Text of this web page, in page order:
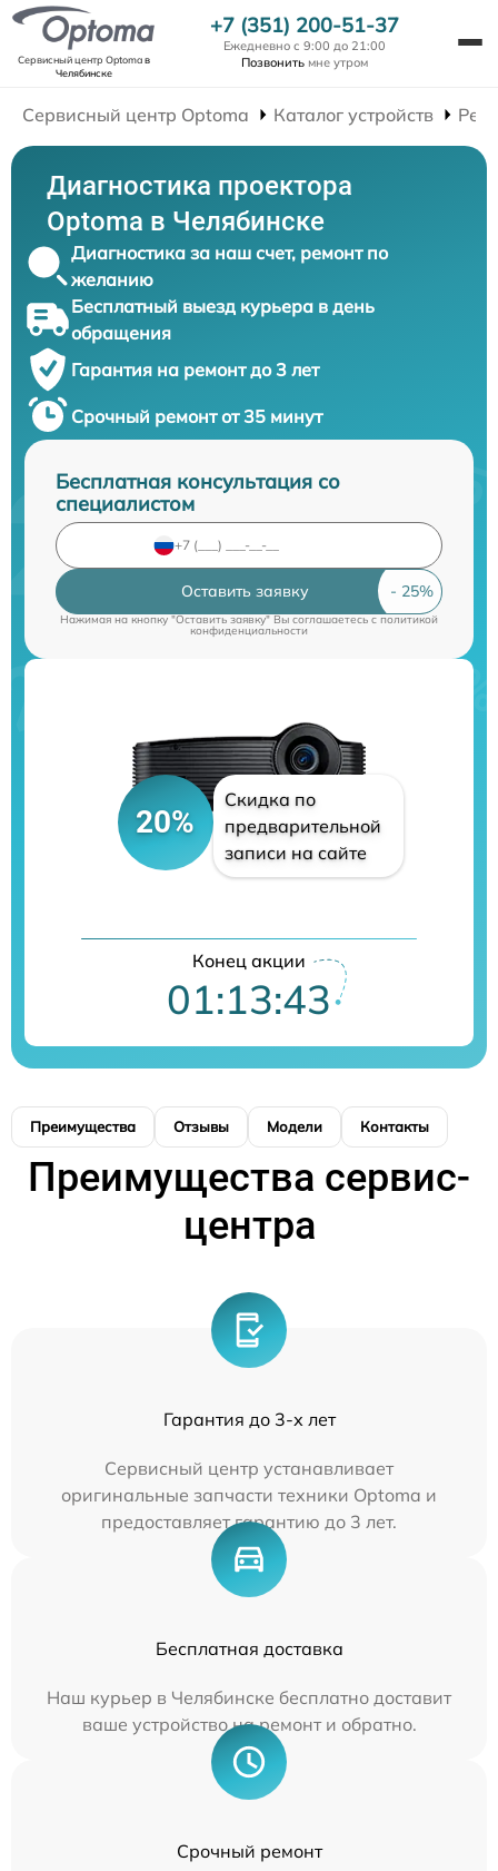
Сервисный центр Optomaв
Челябинске
+7 (351) 200-51-37
Ежедневно с 9:00 до 21:00
Позвонить мне утром
Сервисный центр Optoma Каталог устройств
Диагностика проектора
Optoma в Челябинске
Диагностика за наш счет, ремонт по
желанию
Бесплатный выезд курьера в день
обращения
Гарантия на ремонт до 3 лет
Срочный ремонт от 35 минут
Бесплатная консультация со
специалистом
Оставить заявку
Нажимая на кнопку "Оставить заявку" Вы соглашаетесь cполитикой
конфиденциальности
20%
Скидка по
предварительной
записи на сайте
Конец акции
01:13:43
Преимущества Отзывы Модели Контакты
Преимущества сервис-
центра
Гарантия до 3-х лет
Сервисный центр устанавливает
оригинальные запчасти техники Optoma и
предоставляет гарантию до 3 лет.
Бесплатная доставка
Наш курьер в Челябинске бесплатно доставит
ваше устройство на ремонт и обратно.
Срочный ремонт